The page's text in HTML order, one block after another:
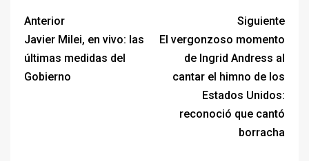
Anterior
Javier Milei, en vivo: las
últimas medidas del
Gobierno
Siguiente
El vergonzoso momento
de Ingrid Andress al
cantar el himno de los
Estados Unidos:
reconoció que cantó
borracha